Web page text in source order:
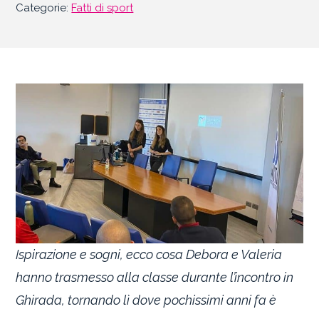
Categorie:Fatti di sport
Ispirazione e sogni, ecco cosa Debora e Valeria
hanno trasmesso alla classe durante l’incontro in
Ghirada, tornando lì dove pochissimi anni fa è